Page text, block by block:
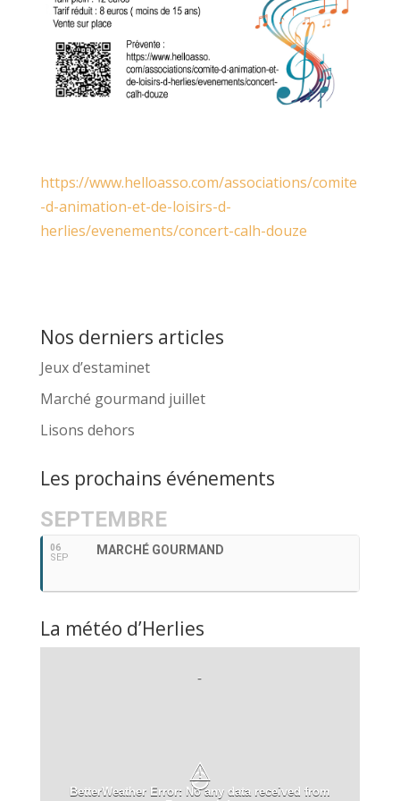
https://www.helloasso.com/associations/comite
-d-animation-et-de-loisirs-d-
herlies/evenements/concert-calh-douze
Nos derniers articles
Jeux d’estaminet
Marché gourmand juillet
Lisons dehors
Les prochains événements
SEPTEMBRE
06
SEP
MARCHÉ GOURMAND
La météo d’Herlies
-
⚠
BetterWeather Error: No any data received from